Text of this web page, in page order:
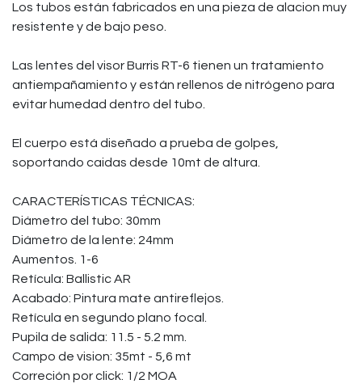
Los tubos están fabricados en una pieza de alacion muy
resistente y de bajo peso.
Las lentes del visor Burris RT-6 tienen un tratamiento
antiempañamiento y están rellenos de nitrógeno para
evitar humedad dentro del tubo.
El cuerpo está diseñado a prueba de golpes,
soportando caidas desde 10mt de altura.
CARACTERÍSTICAS TÉCNICAS:
Diámetro del tubo: 30mm
Diámetro de la lente: 24mm
Aumentos. 1-6
Retícula: Ballistic AR
Acabado: Pintura mate antireflejos.
Retícula en segundo plano focal.
Pupila de salida: 11.5 - 5.2 mm.
Campo de vision: 35mt - 5,6 mt
Correción por click: 1/2 MOA